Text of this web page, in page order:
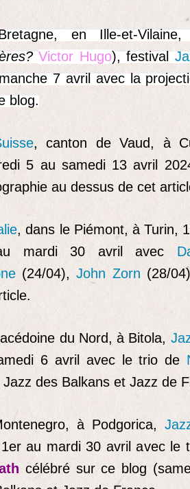
en Ille-et-
Victor Hugo), festival
7 avril avec la
blog.
, canton de Vaud, à
5 au samedi 13 avril
au dessus de cet
, dans le Piémont, à Turin,
mardi 30 avril avec
(24/04),John Zorn (28/
du Nord, à Bitola,
6 avril avec le trio de
des Balkans et Jazz de
à Podgorica,
1er au mardi 30 avril avec le
célébré sur ce blog